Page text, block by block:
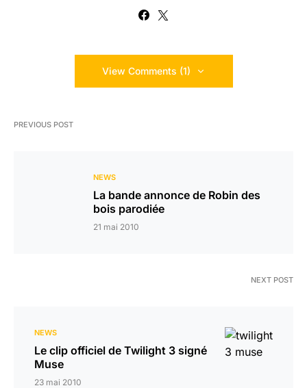
View Comments (1)
PREVIOUS POST
NEWS
La bande annonce de Robin des
bois parodiée
21 mai 2010
NEXT POST
NEWS
Le clip officiel de Twilight 3 signé
Muse
23 mai 2010